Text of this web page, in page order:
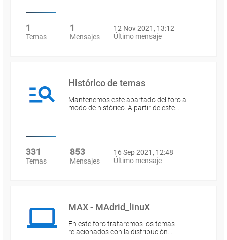
1
Temas
1
Mensajes
12 Nov 2021, 13:12
Último mensaje
Histórico de temas
Mantenemos este apartado del foro a
modo de histórico. A partir de este…
331
Temas
853
Mensajes
16 Sep 2021, 12:48
Último mensaje
MAX - MAdrid_linuX
En este foro trataremos los temas
relacionados con la distribución…